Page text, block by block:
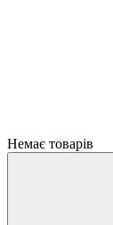
Немає товарів